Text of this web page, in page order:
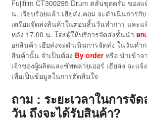
Fujifilm CT300295 Drum ตลับชุดดรัม ของแ
น. เรียบร้อยแล้ว เฮียส่ง.คอม จะดำเนินการ
เตรียมจัดส่งสินค้าในตอนสิ้นวันทำการ และแ
หลัง 17.00 น. โดยผู้ให้บริการจัดส่งชั้นนำ ยก
อกสินค้า เฮียส่งจะดำเนินการจัดส่ง ในวันทำ
สินค้านั้น จำเป็นต้อง By orderหรือ นำเข้าจ
เจ้าของผู้ผลิตและซัพพลายเออร์ เฮียส่ง จะแ
เพื่อเป็นข้อมูลในการตัดสินใจ
ถาม : ระยะเวลาในการจั
วัน ถึงจะได้รับสินค้า?